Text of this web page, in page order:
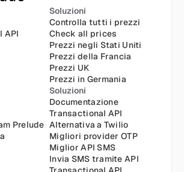
API
Soluzioni
Controlla tutti i prezzi
Check all prices
Prezzi negli Stati Uniti
Prezzi della Francia
Prezzi UK
Prezzi in Germania
Prelude
Soluzioni
Documentazione
Transactional API
Alternativa a Twilio
Migliori provider OTP
Miglior API SMS
Invia SMS tramite API